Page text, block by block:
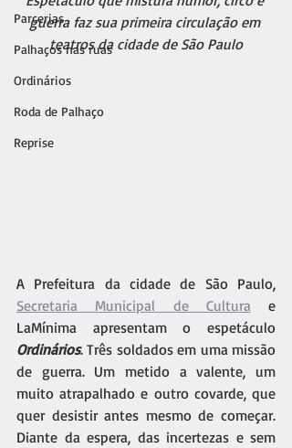
Parcerias
Palhaços nas ruas
Ordinários
Roda de Palhaço
Reprise
guerra faz sua primeira circulação em
teatros da cidade de São Paulo
Secretaria Municipal de Cultura e
Ordinários. Três soldados em uma missão
de guerra. Um metido a valente, um
muito atrapalhado e outro covarde, que
quer desistir antes mesmo de começar.
Diante da espera, das incertezas e sem